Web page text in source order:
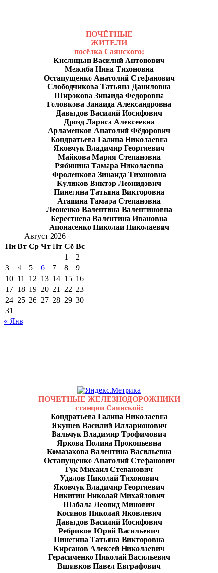
ПОЧЁТНЫЕ
ЖИТЕЛИ
посёлка Саянского:
Кислицын Василий Антонович
Межиба Нина Тихоновна
Остапущенко Анатолий Стефанович
Слободчикова Татьяна Даниловна
Широкова Зинаида Федоровна
Головкова Зинаида Александровна
Давыдов Василий Иосифович
Дрозд Лариса Алексеевна
Арламенков Анатолий Фёдорович
Кондратьева Галина Николаевна
Яковчук Владимир Георгиевич
Майкова Мария Степановна
Рябинина Тамара Николаевна
Фроленкова Зинаида Тихоновна
Куликов Виктор Леонидович
Пинегина Татьяна Викторовна
Атапина Тамара Степановна
Леоненко Валентина Валентиновна
Берестнева Валентина Ивановна
Апонасенко Николай Николаевич
Август 2026
Пн Вт Ср Чт Пт Сб Вс
1
2
3
4 5 6 7 8
9
10 11 12 13 14 15 16
17 18 19 20 21 22 23
24 25 26 27 28 29 30
31
« Янв
ПОЧЕТНЫЕ ЖЕЛЕЗНОДОРОЖНИКИ
станции Саянской:
Кондратьева Галина Николаевна
Якушев Василий Илларионович
Вальчук Владимир Трофимович
Яркова Полина Прокопьевна
Комазакова Валентина Васильевна
Остапущенко Анатолий Стефанович
Гук Михаил Степанович
Удалов Николай Тихонович
Яковчук Владимир Георгиевич
Никитин Николай Михайлович
Шабала Леонид Минович
Косинов Николай Яковлевич
Давыдов Василий Иосифович
Ребриков Юрий Васильевич
Пинегина Татьяна Викторовна
Кирсанов Алексей Николаевич
Герасименко Николай Васильевич
Вшивков Павел Евграфович